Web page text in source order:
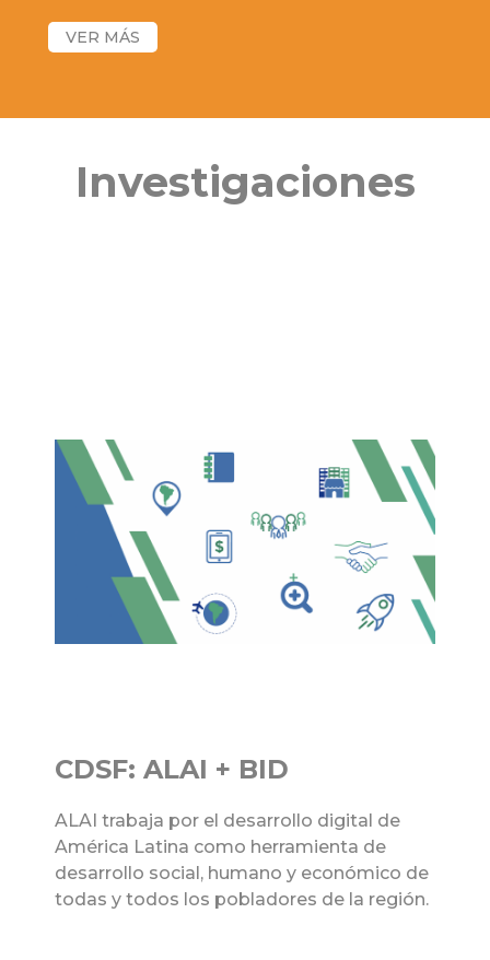
Investigaciones
de
región.
regional: los desafíos de logística y el flujo
transfronterizo de datos.